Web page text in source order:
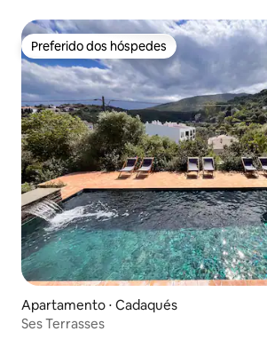
Preferido dos hóspedes
Preferido dos hóspedes
Apartamento ⋅ Cadaqués
Ses Terrasses